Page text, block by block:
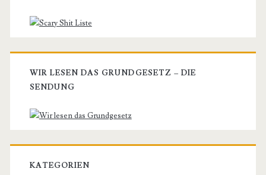
WIR LESEN DAS GRUNDGESETZ – DIE
SENDUNG
KATEGORIEN